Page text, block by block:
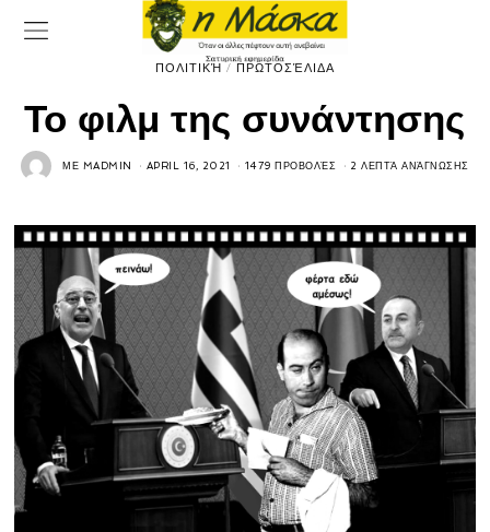
ΠΟΛΙΤΙΚΉ / ΠΡΩΤΟΣΈΛΙΔΑ
Το φιλμ της συνάντησης
ΜΕ MADMIN APRIL 16, 2021 1479 ΠΡΟΒΟΛΈΣ 2 ΛΕΠΤΆ ΑΝΆΓΝΩΣΗΣ